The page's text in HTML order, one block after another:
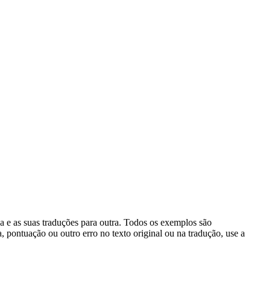
as suas traduções para outra. Todos os exemplos são
pontuação ou outro erro no texto original ou na tradução, use a